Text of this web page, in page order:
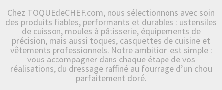
Chez TOQUEdeCHEF.com, nous sélectionnons avec soin
des produits fiables, performants et durables : ustensiles
de cuisson, moules à pâtisserie, équipements de
précision, mais aussi toques, casquettes de cuisine et
vêtements professionnels. Notre ambition est simple :
vous accompagner dans chaque étape de vos
réalisations, du dressage raffiné au fourrage d’un chou
parfaitement doré.